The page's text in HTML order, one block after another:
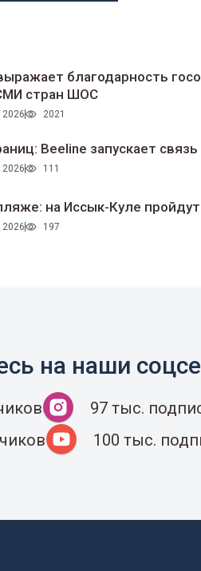
благодарность
стран ШОС
2026 2021
Beeline запускает
2026 111
на Иссык-Куле
2026 197
на наши
97 тыс.
100 тыс.